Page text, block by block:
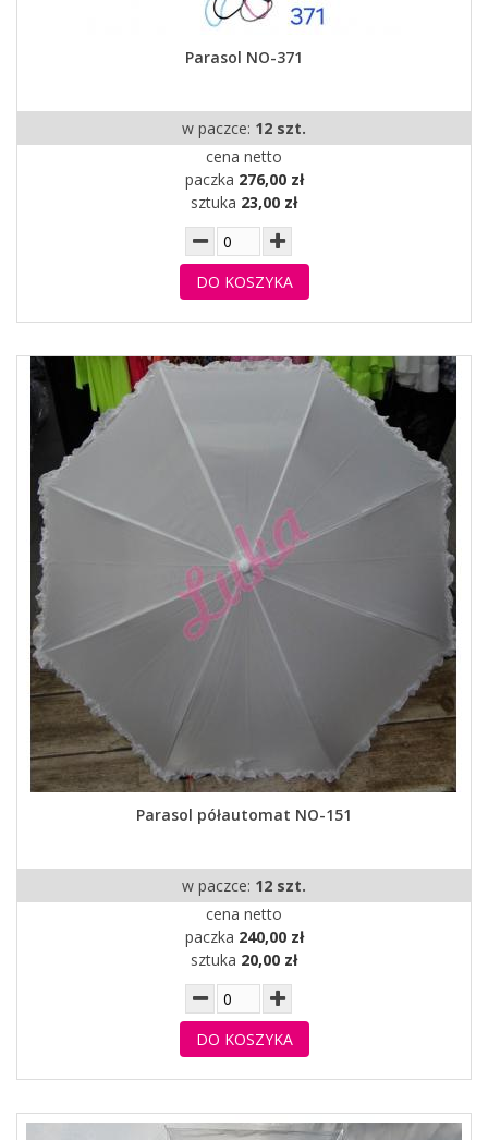
Parasol NO-371
w paczce: 12 szt.
cena netto
paczka 276,00 zł
sztuka 23,00 zł
DO KOSZYKA
Parasol półautomat NO-151
w paczce: 12 szt.
cena netto
paczka 240,00 zł
sztuka 20,00 zł
DO KOSZYKA